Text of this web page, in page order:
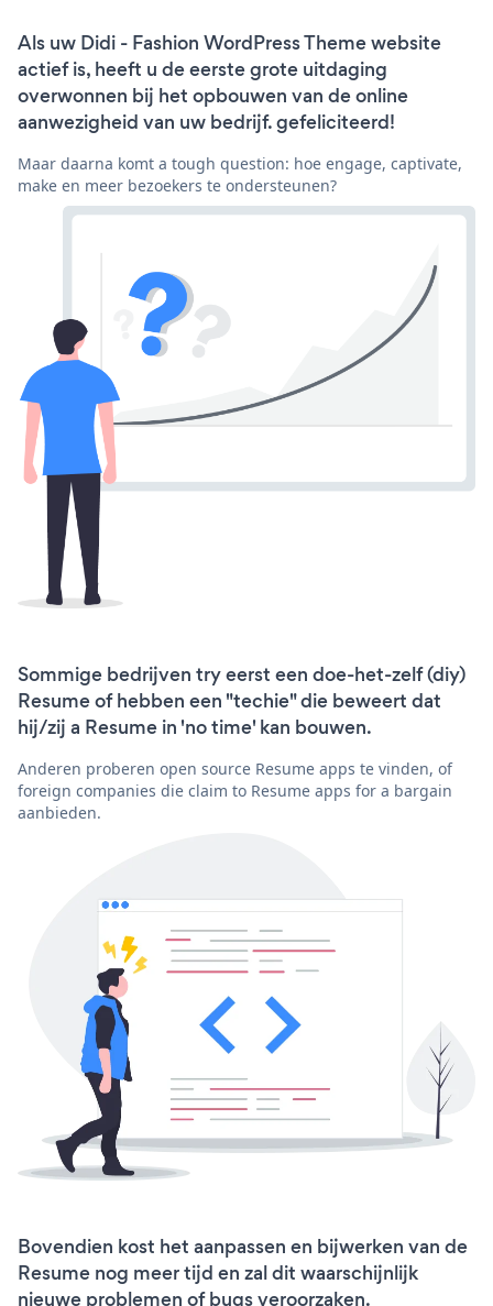
Als uw Didi - Fashion WordPress Theme website
actief is, heeft u de eerste grote uitdaging
overwonnen bij het opbouwen van de online
aanwezigheid van uw bedrijf. gefeliciteerd!
Maar daarna komt a tough question: hoe engage, captivate,
make en meer bezoekers te ondersteunen?
Sommige bedrijven try eerst een doe-het-zelf (diy)
Resume of hebben een "techie" die beweert dat
hij/zij a Resume in 'no time' kan bouwen.
Anderen proberen open source Resume apps te vinden, of
foreign companies die claim to Resume apps for a bargain
aanbieden.
Bovendien kost het aanpassen en bijwerken van de
Resume nog meer tijd en zal dit waarschijnlijk
nieuwe problemen of bugs veroorzaken.